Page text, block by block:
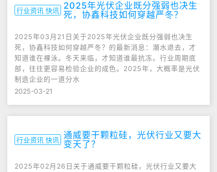
行业资讯 快讯 2025年光伏企业既分强弱也决生
死，协鑫科技如何穿越严冬？
2025年03月21日关于2025年光伏企业既分强弱也决生
死，协鑫科技如何穿越严冬？的最新消息：潮水退去，才
知道谁在裸泳。冬天来临，才知道谁最抗冻。行业周期底
部，往往更容易检验企业的成色。2025年，大概率是光伏
制造企业的一道分水
2025-03-21
行业资讯 快讯 通威要干颗粒硅，光伏行业又要大
变天了？
2025年02月26日关于通威要干颗粒硅，光伏行业又要大